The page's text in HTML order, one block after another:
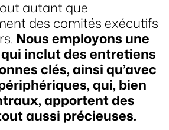
autant que
des comités exécutifs
Nous employons une
inclut des entretiens
clés, ainsi qu’avec
qui, bien
apportent des
aussi précieuses.